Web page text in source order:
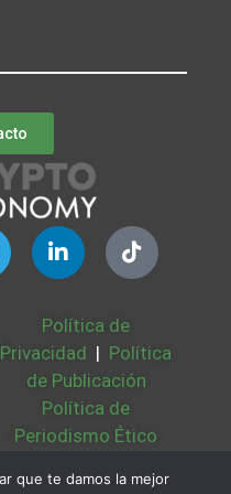
Política de
Privacidad | Política
de Publicación
Política de
Periodismo Ético
que te damos la mejor